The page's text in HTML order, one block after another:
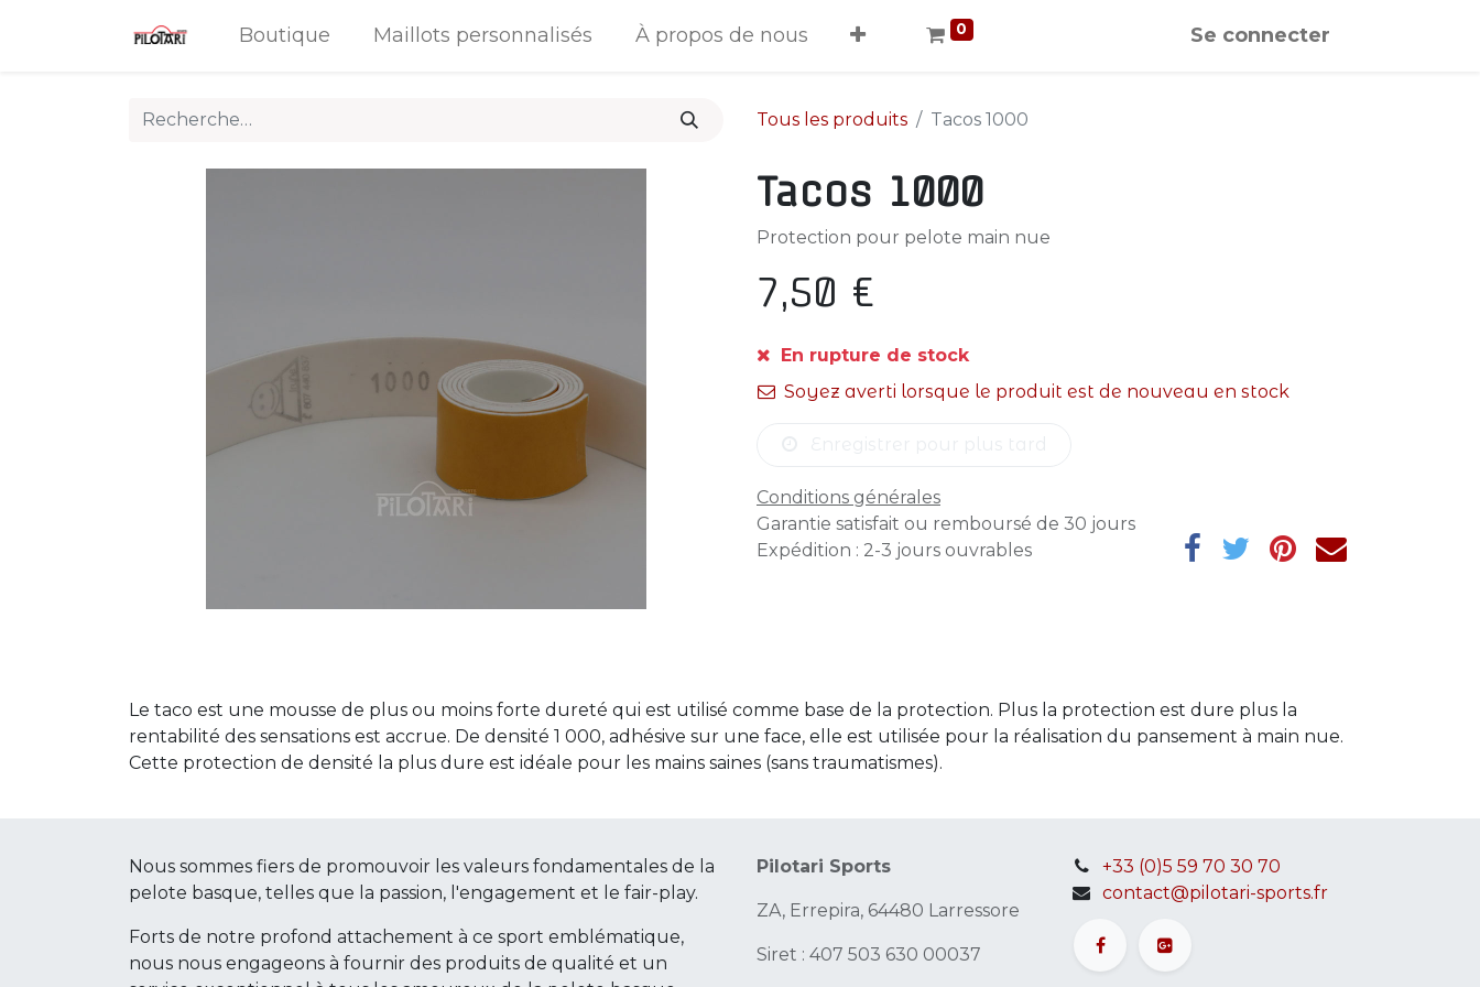
Boutique Maillots personnalisés À propos de nous 0 Se connecter
Tous les produits Tacos 1000
Tacos 1000
Protection pour pelote main nue
7,50 €
En rupture de stock
Soyez averti lorsque le produit est de nouveau en stock
Conditions générales
Garantie satisfait ou remboursé de 30 jours
Expédition : 2-3 jours ouvrables
Le taco est une mousse de plus ou moins forte dureté qui est utilisé comme base de la protection. Plus la protection est dure plus la
rentabilité des sensations est accrue. De densité 1 000, adhésive sur une face, elle est utilisée pour la réalisation du pansement à main nue.
Cette protection de densité la plus dure est idéale pour les mains saines (sans traumatismes).
Nous sommes fiers de promouvoir les valeurs fondamentales de la
pelote basque, telles que la passion, l'engagement et le fair-play.
Forts de notre profond attachement à ce sport emblématique,
nous nous engageons à fournir des produits de qualité et un
Pilotari Sports
ZA, Errepira, 64480 Larressore
Siret : 407 503 630 00037
+33 (0)5 59 70 30 70
contact@pilotari-sports.fr